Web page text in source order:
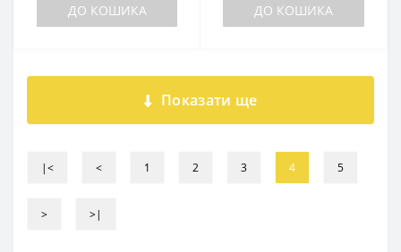
ДО КОШИКА ДО КОШИКА
Показати ще
|< < 1 2 3 4 5
> >|